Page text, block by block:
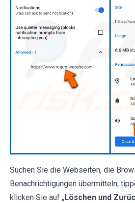
Suchen Sie die Webseiten, die
Benachrichtigungen übermitteln,
klicken Sie auf „Löschen und